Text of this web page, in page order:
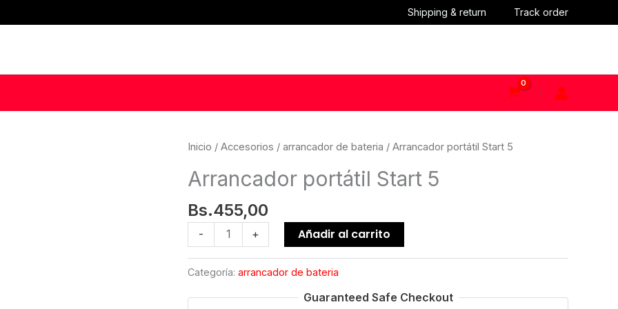
Shipping & return Track order
Inicio / Accesorios / arrancador de bateria / Arrancador portátil Start 5
Arrancador portátil Start 5
Bs.455,00
-
Arrancador
portátil
cantidad
+ Añadir al carrito
Categoría: arrancador de bateria
Guaranteed Safe Checkout